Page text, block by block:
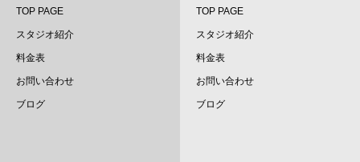
2025.1
2024.12
2024.11
TOP PAGE
スタジオ紹介
料金表
お問い合わせ
ブログ
TOP PAGE
スタジオ紹介
料金表
お問い合わせ
ブログ